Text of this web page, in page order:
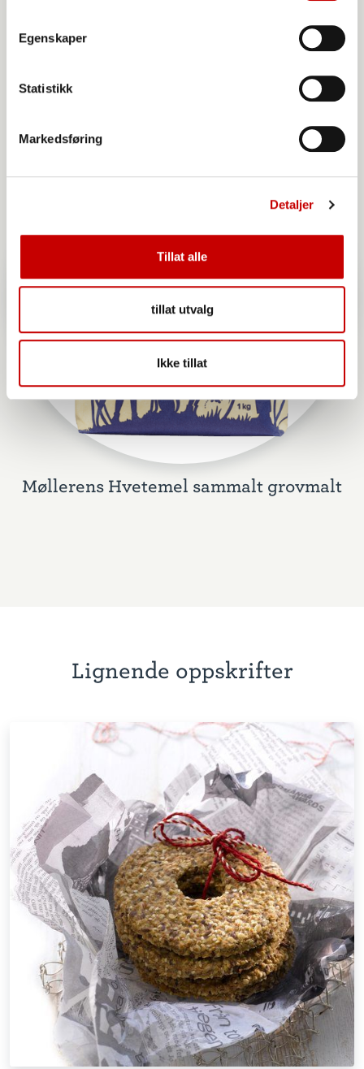
Egenskaper
Statistikk
Markedsføring
Detaljer
Tillat alle
tillat utvalg
Ikke tillat
Norgesmøllene Hvetemel sammalt
Møllerens Hvetemel sammalt grovmalt
Lignende oppskrifter